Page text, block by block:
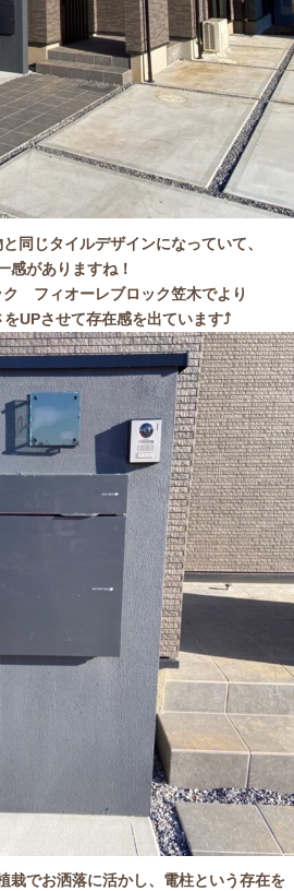
同じタイルデザインになっていて、
感がありますね！
ク フィオーレブロック笠木でより
UPさせて存在感を出ています⤴️
栽でお洒落に活かし、電柱という存在を